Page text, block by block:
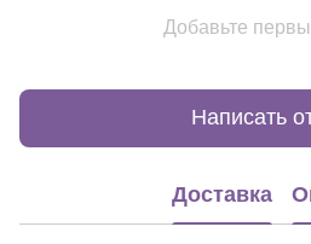
Добавьте
Написать
Доставка